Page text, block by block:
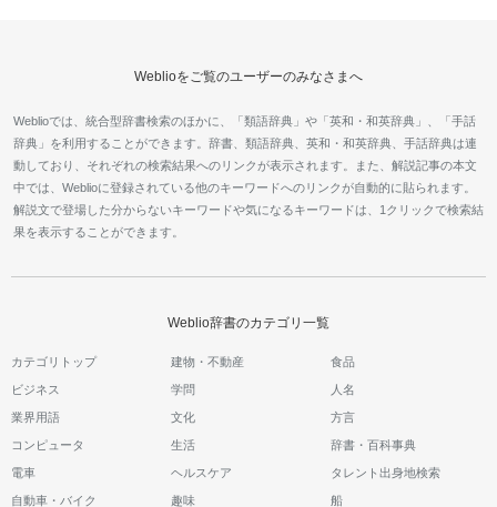
Weblioをご覧のユーザーのみなさまへ
Weblioでは、統合型辞書検索のほかに、「類語辞典」や「英和・和英辞典」、「手話
辞典」を利用することができます。辞書、類語辞典、英和・和英辞典、手話辞典は連
動しており、それぞれの検索結果へのリンクが表示されます。また、解説記事の本文
中では、Weblioに登録されている他のキーワードへのリンクが自動的に貼られます。
解説文で登場した分からないキーワードや気になるキーワードは、1クリックで検索結
果を表示することができます。
Weblio辞書のカテゴリ一覧
カテゴリトップ 建物・不動産 食品
ビジネス 学問 人名
業界用語 文化 方言
コンピュータ 生活 辞書・百科事典
電車 ヘルスケア タレント出身地検索
自動車・バイク 趣味 船